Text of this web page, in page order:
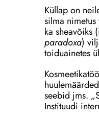
Küllap on
silma
ka sheavõiks
paradoxa)
toiduainetes
seebid jms.
Instituudi